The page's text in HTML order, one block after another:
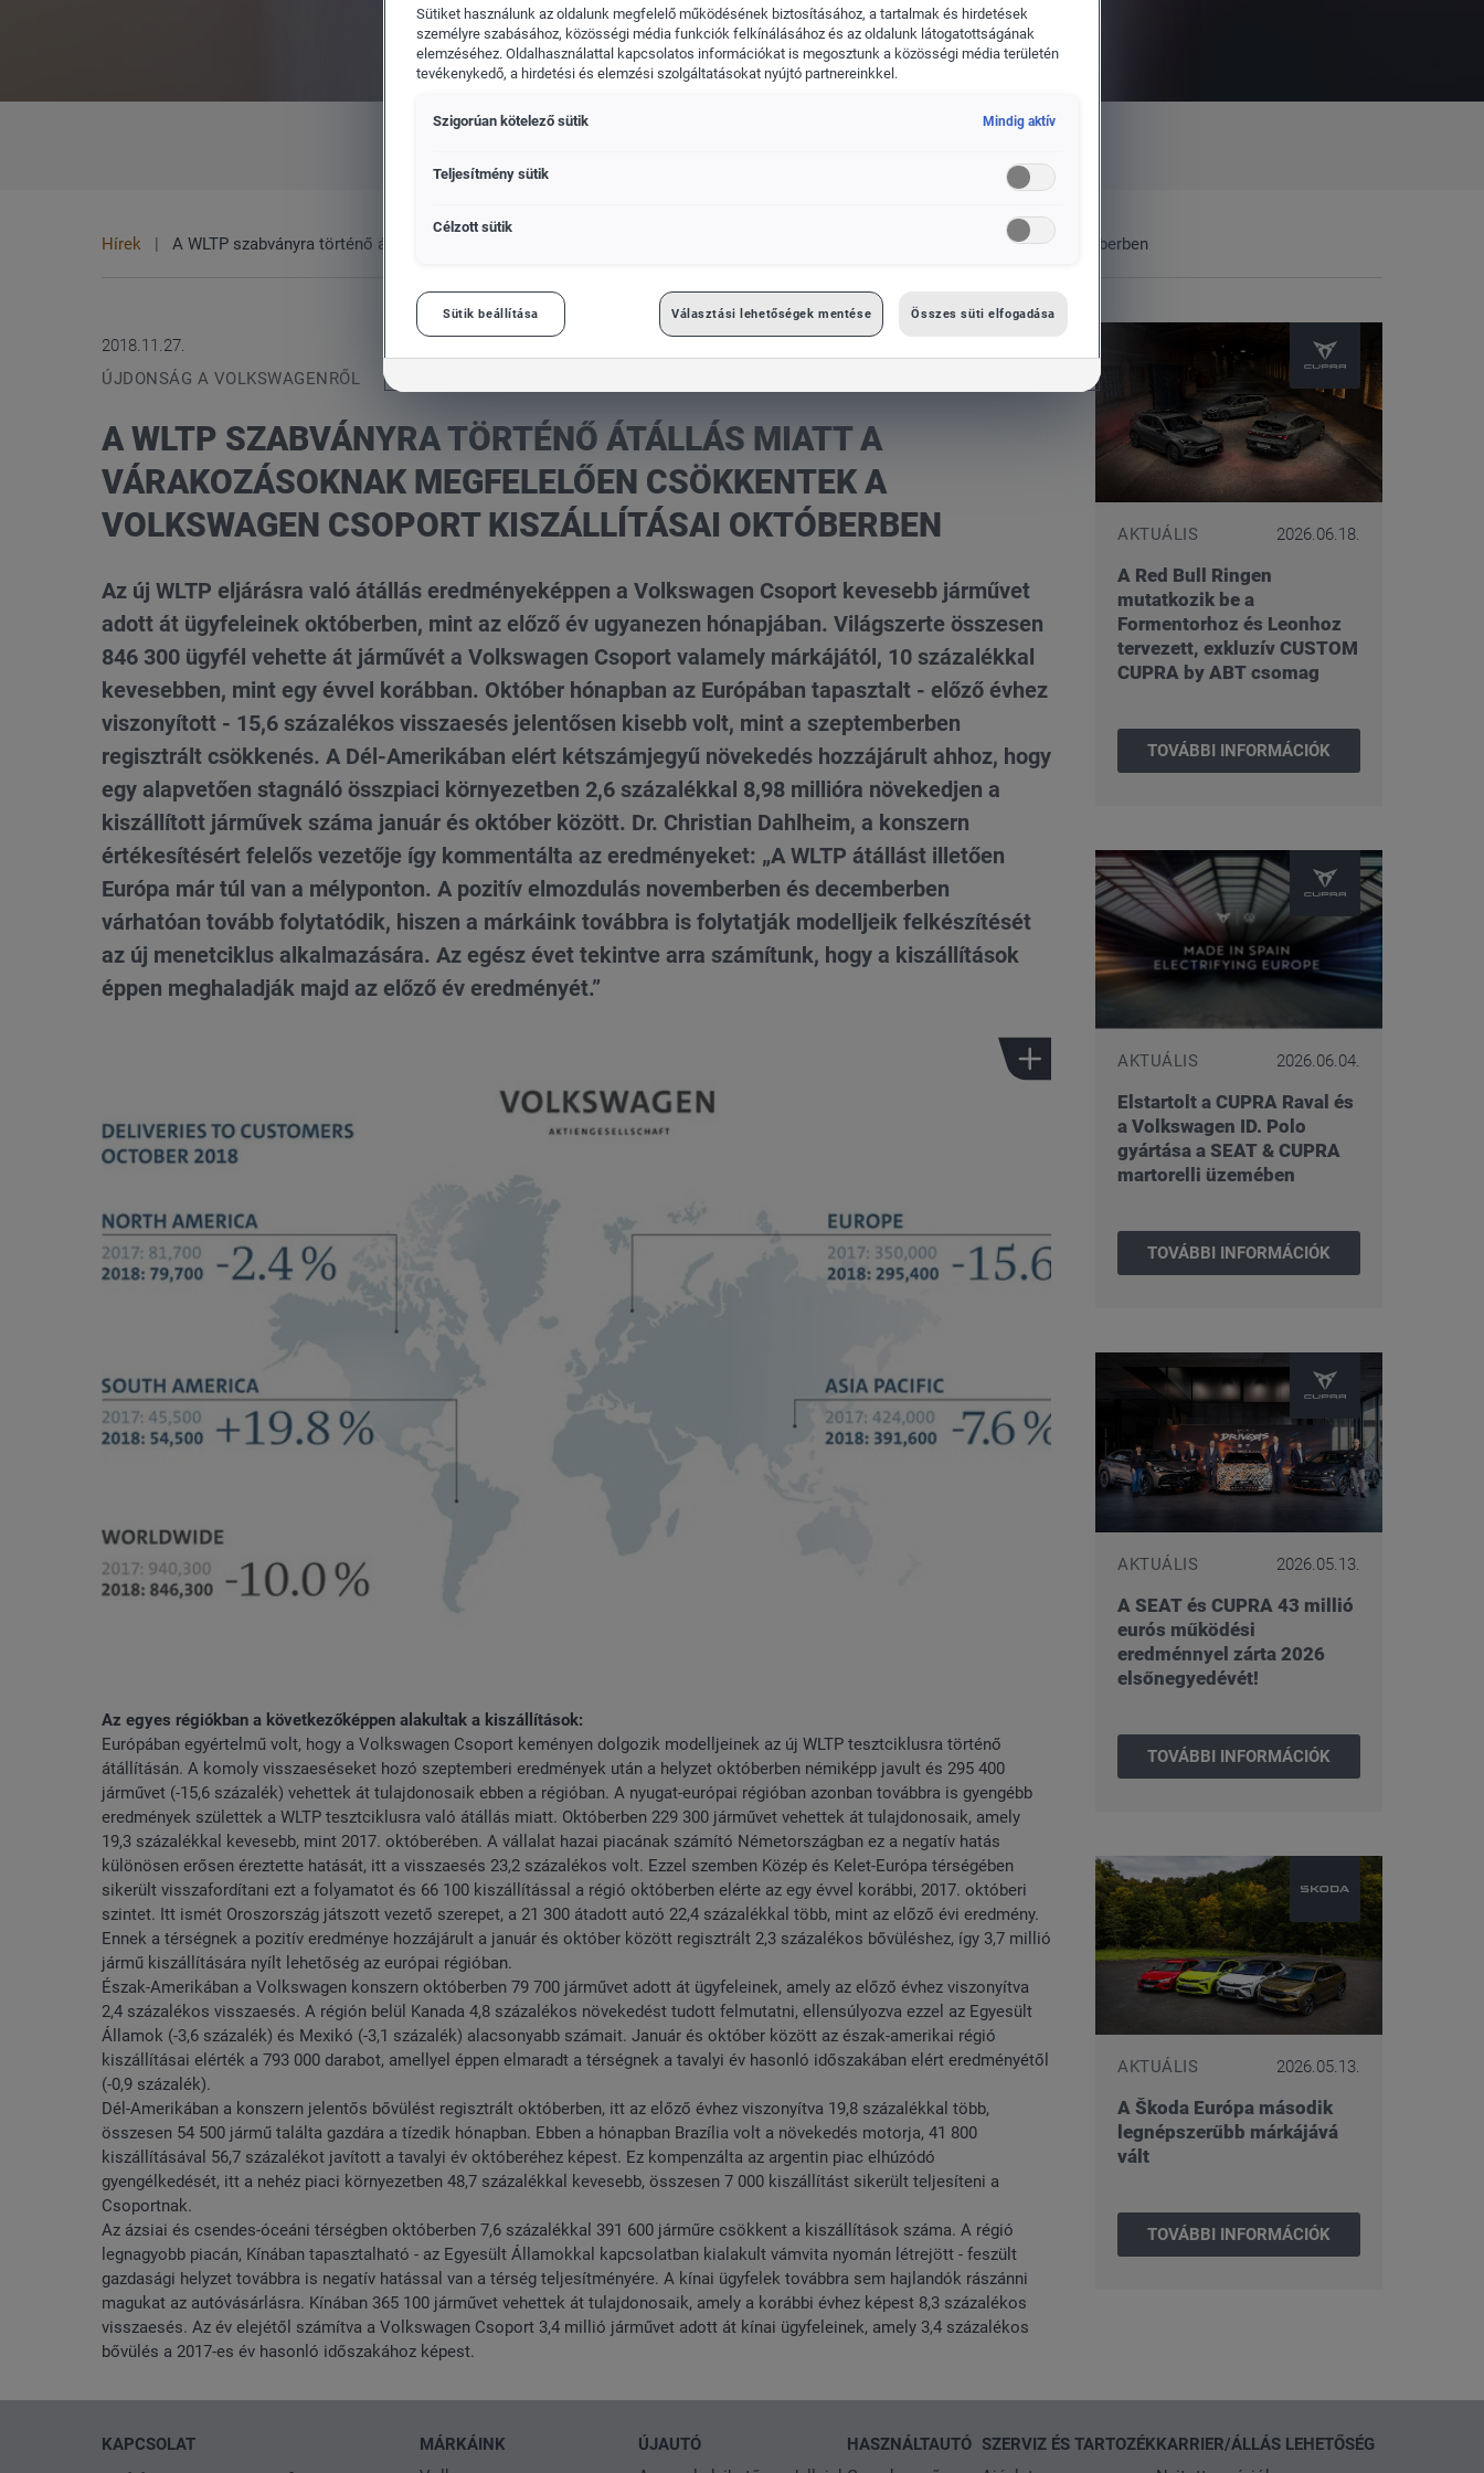
Volkswagen Haszonjárművek
MINDEN
Hírek A WLTP szabványra történő átállás miatt a várakozásoknak megfelelően csökkentek a Volkswagen Csoport kiszállításai októberben
2018.11.27.
ÚJDONSÁG A VOLKSWAGENRŐL
A WLTP SZABVÁNYRA TÖRTÉNŐ ÁTÁLLÁS MIATT A
VÁRAKOZÁSOKNAK MEGFELELŐEN CSÖKKENTEK A
VOLKSWAGEN CSOPORT KISZÁLLÍTÁSAI OKTÓBERBEN
Az új WLTP eljárásra való átállás eredményeképpen a Volkswagen Csoport kevesebb járművet
adott át ügyfeleinek októberben, mint az előző év ugyanezen hónapjában. Világszerte összesen
846 300 ügyfél vehette át járművét a Volkswagen Csoport valamely márkájától, 10 százalékkal
kevesebben, mint egy évvel korábban. Október hónapban az Európában tapasztalt - előző évhez
viszonyított - 15,6 százalékos visszaesés jelentősen kisebb volt, mint a szeptemberben
regisztrált csökkenés. A Dél-Amerikában elért kétszámjegyű növekedés hozzájárult ahhoz, hogy
egy alapvetően stagnáló összpiaci környezetben 2,6 százalékkal 8,98 millióra növekedjen a
kiszállított járművek száma január és október között. Dr. Christian Dahlheim, a konszern
értékesítésért felelős vezetője így kommentálta az eredményeket: „A WLTP átállást illetően
Európa már túl van a mélyponton. A pozitív elmozdulás novemberben és decemberben
várhatóan tovább folytatódik, hiszen a márkáink továbbra is folytatják modelljeik felkészítését
az új menetciklus alkalmazására. Az egész évet tekintve arra számítunk, hogy a kiszállítások
éppen meghaladják majd az előző év eredményét.”
Az egyes régiókban a következőképpen alakultak a kiszállítások:
Európában egyértelmű volt, hogy a Volkswagen Csoport keményen dolgozik modelljeinek az új WLTP tesztciklusra történő
átállításán. A komoly visszaeséseket hozó szeptemberi eredmények után a helyzet októberben némiképp javult és 295 400
járművet (-15,6 százalék) vehettek át tulajdonosaik ebben a régióban. A nyugat-európai régióban azonban továbbra is gyengébb
eredmények születtek a WLTP tesztciklusra való átállás miatt. Októberben 229 300 járművet vehettek át tulajdonosaik, amely
19,3 százalékkal kevesebb, mint 2017. októberében. A vállalat hazai piacának számító Németországban ez a negatív hatás
különösen erősen éreztette hatását, itt a visszaesés 23,2 százalékos volt. Ezzel szemben Közép és Kelet-Európa térségében
sikerült visszafordítani ezt a folyamatot és 66 100 kiszállítással a régió októberben elérte az egy évvel korábbi, 2017. októberi
szintet. Itt ismét Oroszország játszott vezető szerepet, a 21 300 átadott autó 22,4 százalékkal több, mint az előző évi eredmény.
Ennek a térségnek a pozitív eredménye hozzájárult a január és október között regisztrált 2,3 százalékos bővüléshez, így 3,7 millió
jármű kiszállítására nyílt lehetőség az európai régióban.
Észak-Amerikában a Volkswagen konszern októberben 79 700 járművet adott át ügyfeleinek, amely az előző évhez viszonyítva
2,4 százalékos visszaesés. A régión belül Kanada 4,8 százalékos növekedést tudott felmutatni, ellensúlyozva ezzel az Egyesült
Államok (-3,6 százalék) és Mexikó (-3,1 százalék) alacsonyabb számait. Január és október között az észak-amerikai régió
kiszállításai elérték a 793 000 darabot, amellyel éppen elmaradt a térségnek a tavalyi év hasonló időszakában elért eredményétől
(-0,9 százalék).
Dél-Amerikában a konszern jelentős bővülést regisztrált októberben, itt az előző évhez viszonyítva 19,8 százalékkal több,
összesen 54 500 jármű találta gazdára a tízedik hónapban. Ebben a hónapban Brazília volt a növekedés motorja, 41 800
kiszállításával 56,7 százalékot javított a tavalyi év októberéhez képest. Ez kompenzálta az argentin piac elhúzódó
gyengélkedését, itt a nehéz piaci környezetben 48,7 százalékkal kevesebb, összesen 7 000 kiszállítást sikerült teljesíteni a
Csoportnak.
Az ázsiai és csendes-óceáni térségben októberben 7,6 százalékkal 391 600 járműre csökkent a kiszállítások száma. A régió
legnagyobb piacán, Kínában tapasztalható - az Egyesült Államokkal kapcsolatban kialakult vámvita nyomán létrejött - feszült
gazdasági helyzet továbbra is negatív hatással van a térség teljesítményére. A kínai ügyfelek továbbra sem hajlandók rászánni
magukat az autóvásárlásra. Kínában 365 100 járművet vehettek át tulajdonosaik, amely a korábbi évhez képest 8,3 százalékos
visszaesés. Az év elejétől számítva a Volkswagen Csoport 3,4 millió járművet adott át kínai ügyfeleinek, amely 3,4 százalékos
bővülés a 2017-es év hasonló időszakához képest.
AKTUÁLIS 2026.06.18.
A Red Bull Ringen
mutatkozik be a
Formentorhoz és Leonhoz
tervezett, exkluzív CUSTOM
CUPRA by ABT csomag
TOVÁBBI INFORMÁCIÓK
AKTUÁLIS 2026.06.04.
Elstartolt a CUPRA Raval és
a Volkswagen ID. Polo
gyártása a SEAT & CUPRA
martorelli üzemében
TOVÁBBI INFORMÁCIÓK
AKTUÁLIS 2026.05.13.
A SEAT és CUPRA 43 millió
eurós működési
eredménnyel zárta 2026
elsőnegyedévét!
TOVÁBBI INFORMÁCIÓK
AKTUÁLIS 2026.05.13.
A Škoda Európa második
legnépszerűbb márkájává
vált
TOVÁBBI INFORMÁCIÓK
KAPCSOLAT
MÁRKÁINK
ÚJAUTÓ
HASZNÁLTAUTÓ SZERVIZ ÉS TARTOZÉKKARRIER/ÁLLÁS LEHETŐSÉG
Sütiket használunk az oldalunk megfelelő működésének biztosításához, a tartalmak és hirdetések
személyre szabásához, közösségi média funkciók felkínálásához és az oldalunk látogatottságának
elemzéséhez. Oldalhasználattal kapcsolatos információkat is megosztunk a közösségi média területén
tevékenykedő, a hirdetési és elemzési szolgáltatásokat nyújtó partnereinkkel.
Szigorúan kötelező sütik Mindig aktív
Teljesítmény sütik
Célzott sütik
Sütik beállítása Választási lehetőségek mentése Összes süti elfogadása